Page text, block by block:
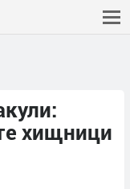
хищници